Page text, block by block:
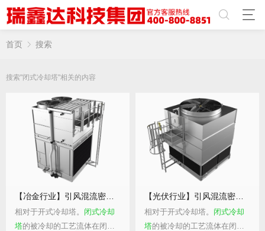
首页 搜索
搜索"闭式冷却塔"相关的内容
相对于开式冷却塔。 闭式冷却
塔的被冷却的工艺流体在闭合
相对于开式冷却塔。 闭式冷却
塔的被冷却的工艺流体在闭合